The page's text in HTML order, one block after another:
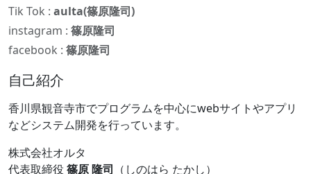
Tik Tok : aulta(篠原隆司)
instagram : 篠原隆司
facebook : 篠原隆司
自己紹介
香川県観音寺市でプログラムを中心にwebサイトやアプリ
などシステム開発を行っています。
株式会社オルタ
代表取締役 篠原 隆司 （しのはら たかし）